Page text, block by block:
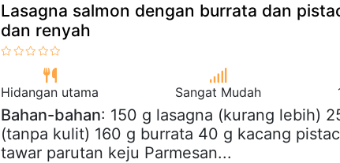
Lasagna salmon dengan burrata dan
dan renyah
Hidangan utama Sangat Mudah
Bahan-bahan: 150 g lasagna (kurang lebih)
(tanpa kulit) 160 g burrata 40 g kacang
tawar parutan keju Parmesan...